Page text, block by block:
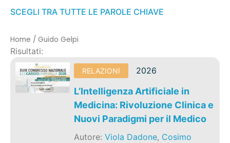
SCEGLI TRA TUTTE LE PAROLE CHIAVE
Home / Guido Gelpi
Risultati:
RELAZIONI 2026
L’Intelligenza Artificiale in
Medicina: Rivoluzione Clinica e
Nuovi Paradigmi per il Medico
Autore:Viola Dadone, Cosimo